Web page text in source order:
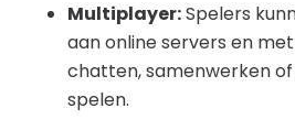
Multiplayer:Spelers
aan online servers en
chatten, samenwerken
spelen.